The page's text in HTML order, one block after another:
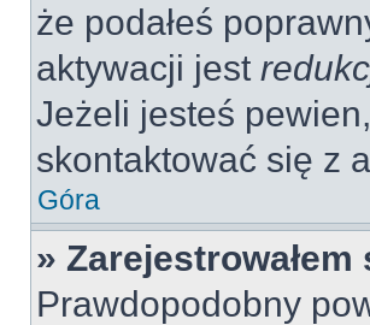
że podałeś
aktywacji jest
Jeżeli jesteś
skontaktować się z
Góra
»
Prawdopodobny